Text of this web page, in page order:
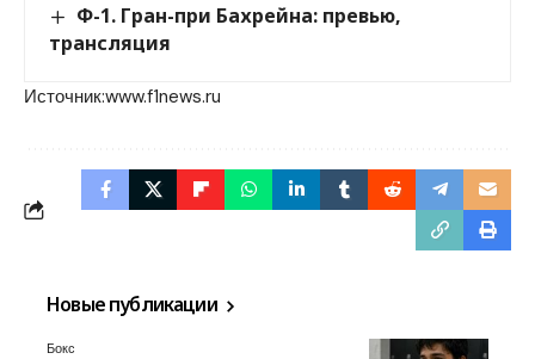
Ф-1. Гран-при Бахрейна: превью,
трансляция
Источник:www.f1news.ru
Новые публикации
Бокс